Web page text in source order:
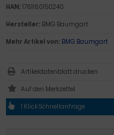
HAN: 1761160150240
Hersteller: BMG Baumgart
Mehr Artikel von: BMG Baumgart
Artikeldatenblatt drucken
1 Klick Schnellanfrage